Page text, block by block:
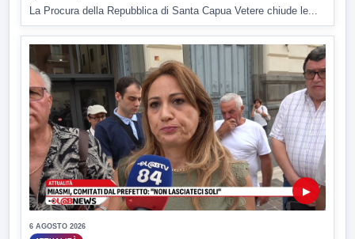
La Procura della Repubblica di Santa Capua Vetere chiude le...
▶
6 AGOSTO 2026